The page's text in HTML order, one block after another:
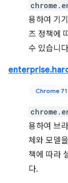
용하여 기
즈 정책에
수 있습니
Chrome 71
용하여 브
체와 모델
책에 따라
다.